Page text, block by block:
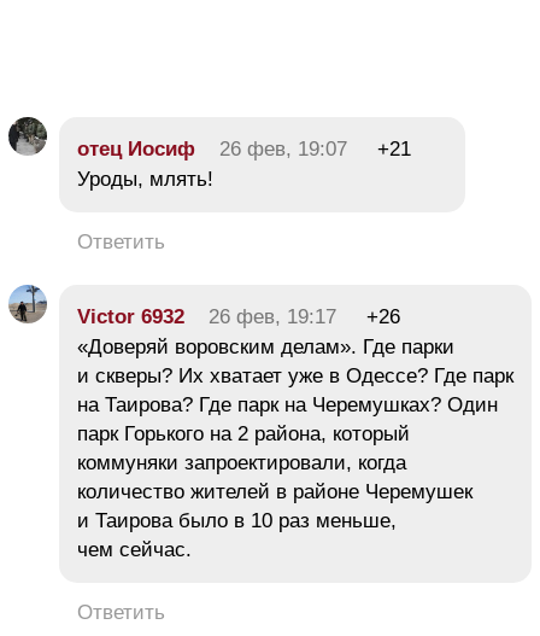
отец Иосиф 26 фев, 19:07
+21
Уроды, млять!
Ответить
Victor 6932 26 фев, 19:17
+26
«Доверяй воровским делам». Где парки
и скверы? Их хватает уже в Одессе? Где парк
на Таирова? Где парк на Черемушках? Один
парк Горького на 2 района, который
коммуняки запроектировали, когда
количество жителей в районе Черемушек
и Таирова было в 10 раз меньше,
чем сейчас.
Ответить